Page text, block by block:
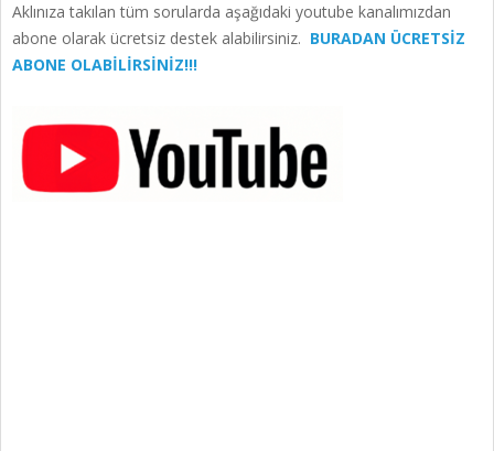
Aklınıza takılan tüm sorularda aşağıdaki youtube kanalımızdan
abone olarak ücretsiz destek alabilirsiniz. BURADAN ÜCRETSİZ
ABONE OLABİLİRSİNİZ!!!